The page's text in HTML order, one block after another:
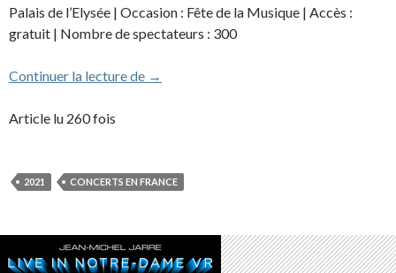
Palais de l’Elysée | Occasion : Fête de la Musique | Accès :
gratuit | Nombre de spectateurs : 300
Continuer la lecture de 2021 – Fête de la Musique
→
Article lu 260 fois
2021 CONCERTS EN FRANCE